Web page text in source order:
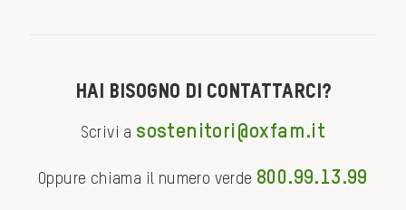
Hai bisogno di contattarci?
Scrivi a sostenitori@oxfam.it
Oppure chiama il numero verde 800.99.13.99